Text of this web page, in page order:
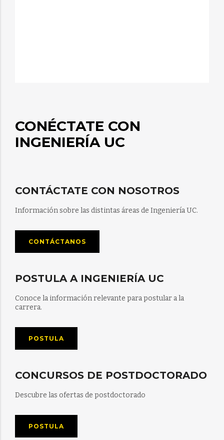
CONÉCTATE CON
INGENIERÍA UC
CONTÁCTATE CON NOSOTROS
Información sobre las distintas áreas de Ingeniería UC.
CONTÁCTANOS
POSTULA A INGENIERÍA UC
Conoce la información relevante para postular a la
carrera.
POSTULA
CONCURSOS DE POSTDOCTORADO
Descubre las ofertas de postdoctorado
POSTULA